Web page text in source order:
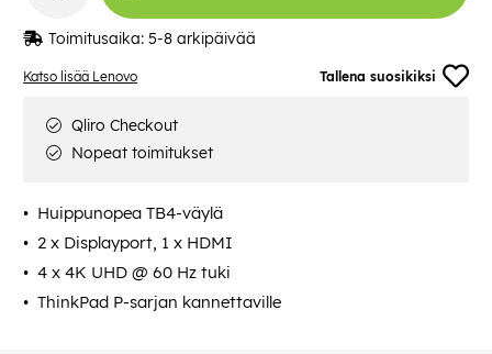
Katso lisää Lenovo Tallena suosikiksi
Huippunopea TB4-väylä
2 x Displayport, 1 x HDMI
4 x 4K UHD @ 60 Hz tuki
ThinkPad P-sarjan kannettaville
Toimitusaika: 5-8 arkipäivää
Qliro Checkout
Nopeat toimitukset